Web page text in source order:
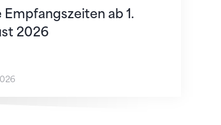
Empfangszeiten ab 1.
2026